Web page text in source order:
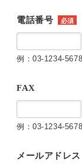
電話番号 必須
例：03-1234-5678
FAX
例：03-1234-5678
メールアドレス